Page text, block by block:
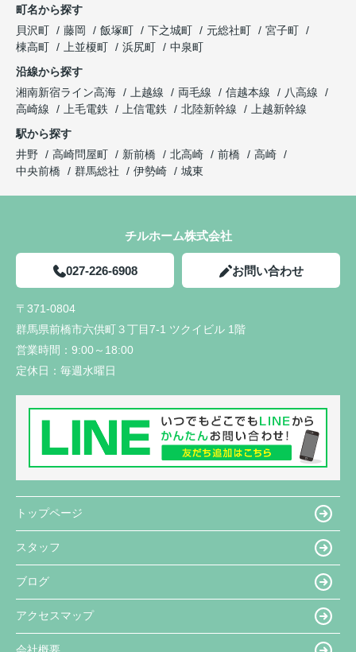
町名から探す
貝沢町
藤岡 飯塚町 下之城町 元総社町
宮子町
棟高町
上並榎町 浜尻町
中泉町
沿線から探す
湘南新宿ライン高海
上越線 両毛線 信越本線
八高線
高崎線
上毛電鉄 上信電鉄 北陸新幹線
上越新幹線
駅から探す
井野
高崎問屋町 新前橋 北高崎 前橋
高崎
中央前橋
群馬総社 伊勢崎 城東
チルホーム株式会社
027-226-6908 お問い合わせ
〒371-0804
群馬県前橋市六供町３丁目7-1 ツクイビル 1階
営業時間： 9:00～18:00
定休日： 毎週水曜日
トップページ
スタッフ
ブログ
アクセスマップ